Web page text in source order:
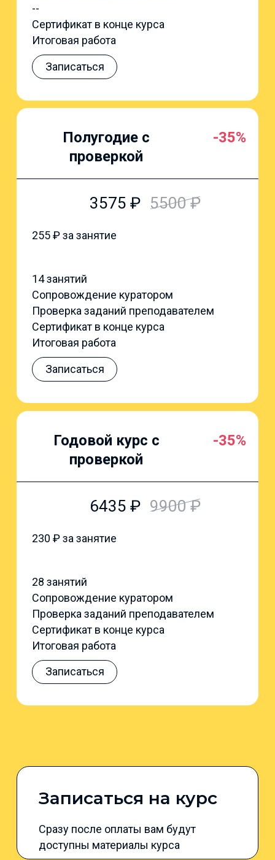
--
Сертификат в конце курса
Итоговая работа
Записаться
Полугодие с
проверкой
-35%
3575 ₽ 5500₽
255₽ за занятие
14 занятий
Сопровождение куратором
Проверка заданий преподавателем
Сертификат в конце курса
Итоговая работа
Записаться
Годовой курс с
проверкой
-35%
6435 ₽ 9900₽
230 ₽ за занятие
28 занятий
Сопровождение куратором
Проверка заданий преподавателем
Сертификат в конце курса
Итоговая работа
Записаться
Записаться на курс
Сразу после оплаты вам будут
доступны материалы курса